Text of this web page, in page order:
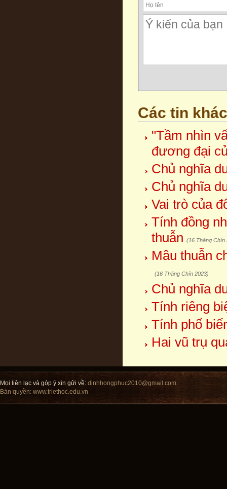
Các tin khác
"Tầm nhìn
đương đại
Chủ nghĩa
Chủ nghĩa
Vai trò của
Tính đồng
thuẫn (16 Tháng Chín
Mâu thuẫn
(16 Tháng Chín 2023)
Chủ nghĩa
Tính riêng
Tính phổ
Hai vũ trụ
Mọi liên lạc và góp ý xin gửi về: dinhhongphuc2010@gmail.com.
Bản quyền: www.triethoc.edu.vn